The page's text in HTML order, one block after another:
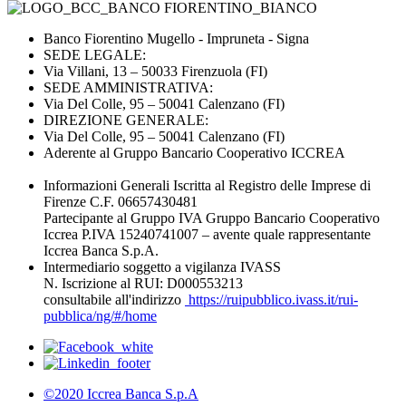
Banco Fiorentino Mugello - Impruneta - Signa
SEDE LEGALE:
Via Villani, 13 – 50033 Firenzuola (FI)
SEDE AMMINISTRATIVA:
Via Del Colle, 95 – 50041 Calenzano (FI)
DIREZIONE GENERALE:
Via Del Colle, 95 – 50041 Calenzano (FI)
Aderente al Gruppo Bancario Cooperativo ICCREA
Informazioni Generali Iscritta al Registro delle Imprese di
Firenze C.F. 06657430481
Partecipante al Gruppo IVA Gruppo Bancario Cooperativo
Iccrea P.IVA 15240741007 – avente quale rappresentante
Iccrea Banca S.p.A.
Intermediario soggetto a vigilanza IVASS
N. Iscrizione al RUI: D000553213
consultabile all'indirizzo https://ruipubblico.ivass.it/rui-
pubblica/ng/#/home
©2020 Iccrea Banca S.p.A